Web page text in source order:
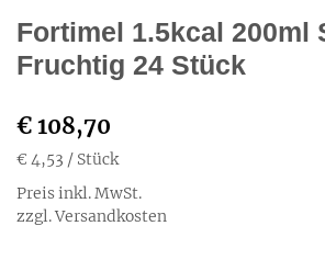
Fortimel 1.5kcal 200ml
Fruchtig 24 Stück
€ 108,70
€ 4,53 / Stück
Preis inkl. MwSt.
zzgl. Versandkosten